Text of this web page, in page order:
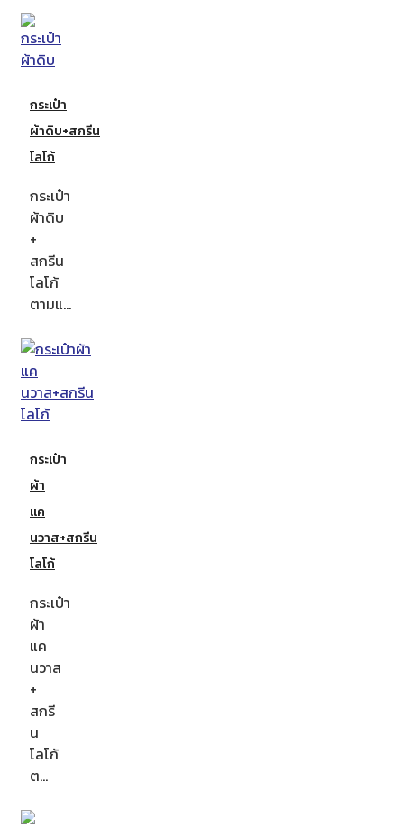
กระเป๋า
ผ้าดิบ+สกรีน
โลโก้
กระเป๋า
ผ้าดิบ
+
สกรีน
โลโก้
ตามแ…
กระเป๋า
ผ้า
แค
นวาส+สกรีน
โลโก้
กระเป๋า
ผ้า
แค
นวาส
+
สกรี
น
โลโก้
ต…